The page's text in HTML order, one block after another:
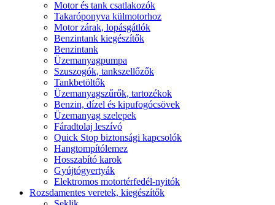
Motor és tank csatlakozók
Takaróponyva külmotorhoz
Motor zárak, lopásgátlók
Benzintank kiegészítők
Benzintank
Üzemanyagpumpa
Szuszogók, tankszellőzők
Tankbetöltők
Üzemanyagszűrők, tartozékok
Benzin, dízel és kipufogócsövek
Üzemanyag szelepek
Fáradtolaj leszívó
Quick Stop biztonsági kapcsolók
Hangtompítólemez
Hosszabító karok
Gyújtógyertyák
Elektromos motortérfedél-nyitók
Rozsdamentes veretek, kiegészítők